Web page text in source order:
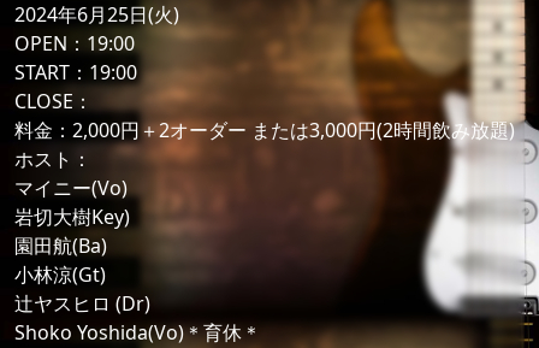
2024年6月25日(火)
OPEN：19:00
START：19:00
CLOSE：
料金：2,000円＋2オーダー または3,000円(2時間飲み放題)
ホスト：
マイニー(Vo)
岩切大樹Key)
園田航(Ba)
小林涼(Gt)
辻ヤスヒロ (Dr)
Shoko Yoshida(Vo)＊育休＊